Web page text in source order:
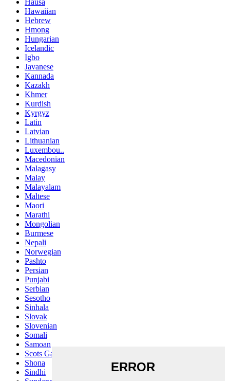
Hawaiian
Hebrew
Hmong
Hungarian
Icelandic
Igbo
Javanese
Kannada
Kazakh
Khmer
Kurdish
Kyrgyz
Latin
Latvian
Lithuanian
Luxembou..
Macedonian
Malagasy
Malay
Malayalam
Maltese
Maori
Marathi
Mongolian
Burmese
Nepali
Norwegian
Pashto
Persian
Punjabi
Serbian
Sesotho
Sinhala
Slovak
Slovenian
Somali
Samoan
Scots Gaelic
Shona
Sindhi